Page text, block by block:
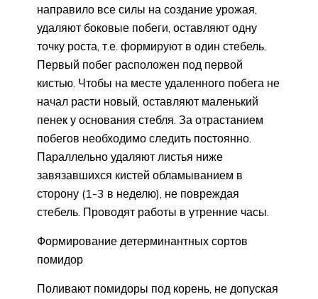
направило все силы на создание урожая,
удаляют боковые побеги, оставляют одну
точку роста, т.е. формируют в один стебель.
Первый побег расположен под первой
кистью. Чтобы на месте удаленного побега не
начал расти новый, оставляют маленький
пенек у основания стебля. За отрастанием
побегов необходимо следить постоянно.
Параллельно удаляют листья ниже
завязавшихся кистей обламыванием в
сторону (1-3 в неделю), не повреждая
стебель. Проводят работы в утренние часы.
Формирование детерминантных сортов
помидор
Поливают помидоры под корень, не допуская